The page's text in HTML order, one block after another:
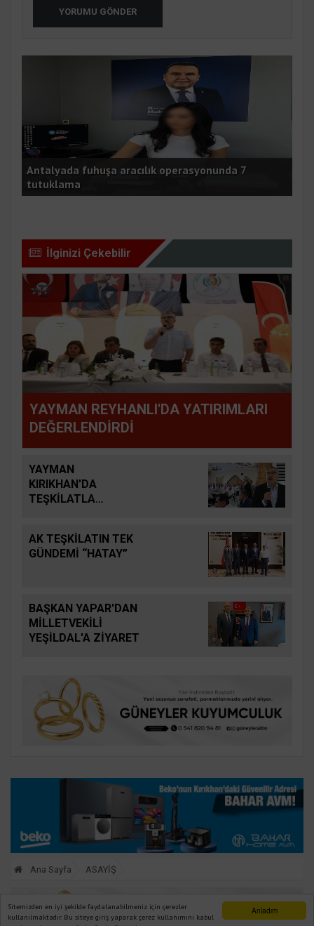
Anladım
Sitemizden en iyi şekilde faydalanabilmeniz için çerezler
kullanılmaktadır. Bu siteye giriş yaparak çerez kullanımını kabul
YORUMU GÖNDER
Antalyada fuhuşa aracılık operasyonunda 7
tutuklama
İlginizi Çekebilir
YAYMAN REYHANLI'DA YATIRIMLARI
DEĞERLENDİRDİ
YAYMAN
KIRIKHAN'DA
TEŞKİLATLA
AK TEŞKİLATIN TEK
GÜNDEMİ “HATAY”
BAŞKAN YAPAR'DAN
MİLLETVEKİLİ
YEŞİLDAL'A ZİYARET
Ana Sayfa ASAYİŞ